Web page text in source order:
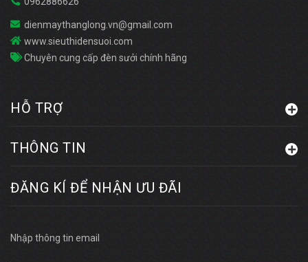
dienmaythanglong.vn@gmail.com
www.sieuthidensuoi.com
Chuyên cung cấp đèn sưởi chính hãng
HỖ TRỢ
THÔNG TIN
ĐĂNG KÍ ĐỂ NHẬN ƯU ĐÃI
Nhập thông tin email